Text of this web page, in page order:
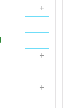
+
+
+